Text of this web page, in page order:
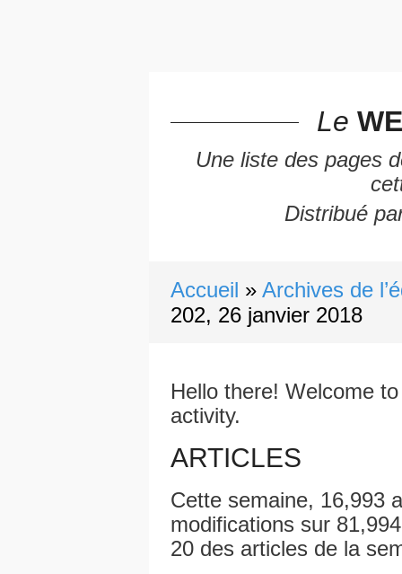
Le
Une liste des pages
Distribué
Accueil
Archives de
202, 26 janvier 2018
Hello there! Welcome
activity.
ARTICLES
Cette semaine, 16,993
modifications sur
20 des articles de la